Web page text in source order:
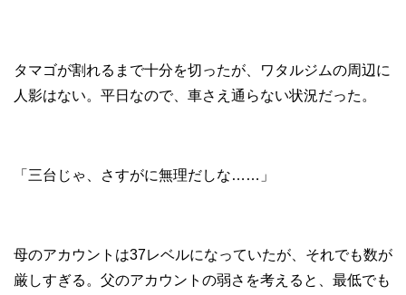
タマゴが割れるまで十分を切ったが、ワタルジムの周辺に
人影はない。平日なので、車さえ通らない状況だった。
「三台じゃ、さすがに無理だしな……」
母のアカウントは37レベルになっていたが、それでも数が
厳しすぎる。父のアカウントの弱さを考えると、最低でも